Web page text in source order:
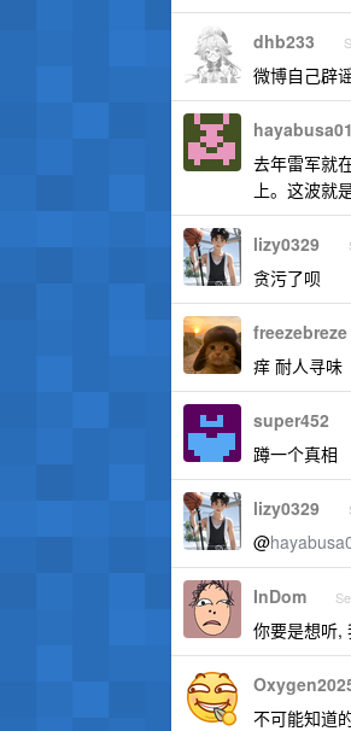
dhb233
微博自己辟
hayabusa01
去年雷军就
上。这波就
lizy0329
贪污了呗
freezebreze
痒 耐人寻味
super452
蹲一个真相
lizy0329
@
InDom
你要是想听,
不可能知道